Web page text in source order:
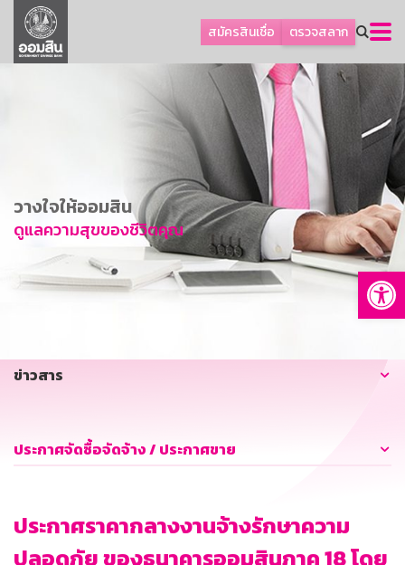
สมัครสินเชื่อ ตรวจสลาก
ลูกค้าธุรกิจ
ลูกค้าผู้ประกอบรายย่อย
การพัฒนาที่ยั่งยืน
ข่าวสาร
บริการทางการเงิน
อื่นๆ
วางใจให้ออมสิน
ดูแลความสุขของชีวิตคุณ
ข่าวสาร
ประกาศจัดซื้อจัดจ้าง / ประกาศขาย
ประกาศราคากลางงานจ้างรักษาความ
ปลอดภัย ของธนาคารออมสินภาค 18 โดย